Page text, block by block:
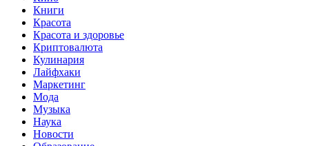
Книги
Красота
Красота и здоровье
Криптовалюта
Кулинария
Лайфхаки
Маркетинг
Мода
Музыка
Наука
Новости